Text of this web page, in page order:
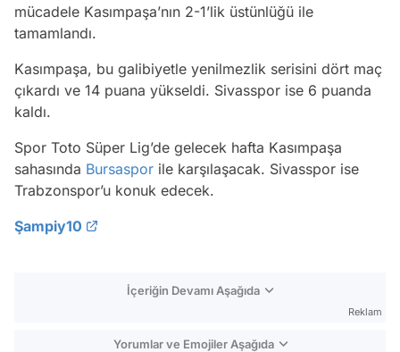
mücadele Kasımpaşa’nın 2-1’lik üstünlüğü ile
tamamlandı.
Kasımpaşa, bu galibiyetle yenilmezlik serisini dört maç
çıkardı ve 14 puana yükseldi. Sivasspor ise 6 puanda
kaldı.
Spor Toto Süper Lig’de gelecek hafta Kasımpaşa
sahasında Bursaspor ile karşılaşacak. Sivasspor ise
Trabzonspor’u konuk edecek.
Şampiy10
İçeriğin Devamı Aşağıda
Reklam
Yorumlar ve Emojiler Aşağıda